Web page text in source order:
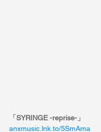
「SYRINGE -reprise-」
anxmusic.lnk.to/5SmAma